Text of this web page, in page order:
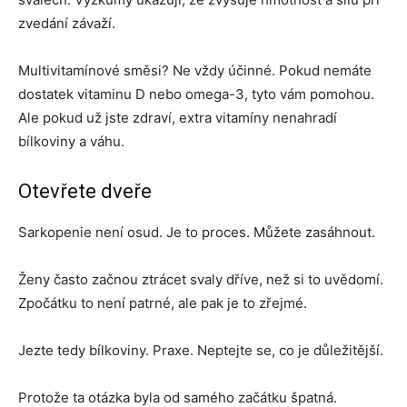
zvedání závaží.
Multivitamínové směsi? Ne vždy účinné. Pokud nemáte
dostatek vitaminu D nebo omega-3, tyto vám pomohou.
Ale pokud už jste zdraví, extra vitamíny nenahradí
bílkoviny a váhu.
Otevřete dveře
Sarkopenie není osud. Je to proces. Můžete zasáhnout.
Ženy často začnou ztrácet svaly dříve, než si to uvědomí.
Zpočátku to není patrné, ale pak je to zřejmé.
Jezte tedy bílkoviny. Praxe. Neptejte se, co je důležitější.
Protože ta otázka byla od samého začátku špatná.